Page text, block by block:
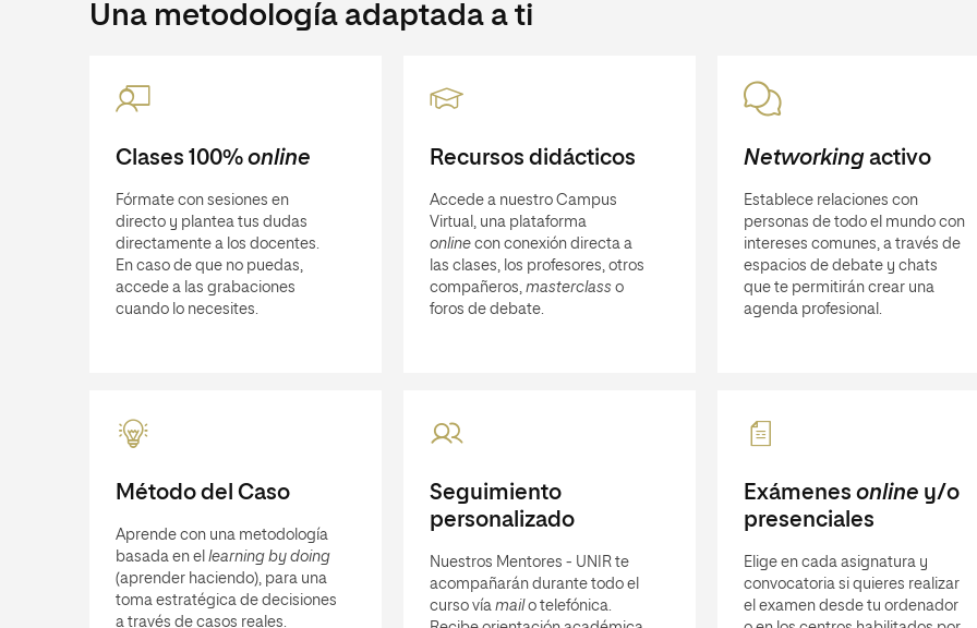
Una metodología adaptada a ti
Clases 100% online
Fórmate con sesiones en
directo y plantea tus dudas
directamente a los docentes.
En caso de que no puedas,
accede a las grabaciones
cuando lo necesites.
Recursos didácticos
Accede a nuestro Campus
Virtual, una plataforma
onlinecon conexión directa a
las clases, los profesores, otros
compañeros, masterclasso
foros de debate.
Networkingactivo
Establece relaciones con
personas de todo el mundo con
intereses comunes, a través de
espacios de debate y chats
que te permitirán crear una
agenda profesional.
Método del Caso
Aprende con una metodología
basada en el learning by doing
(aprender haciendo), para una
toma estratégica de decisiones
a través de casos reales.
Seguimiento
personalizado
Nuestros Mentores - UNIR te
acompañarán durante todo el
curso vía mailo telefónica.
Exámenes online y/o
presenciales
Elige en cada asignatura y
convocatoria si quieres realizar
el examen desde tu ordenador